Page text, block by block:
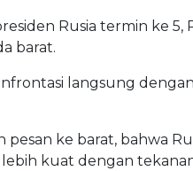
Rusia termin ke
barat.
langsung
ke barat, bahwa
kuat dengan